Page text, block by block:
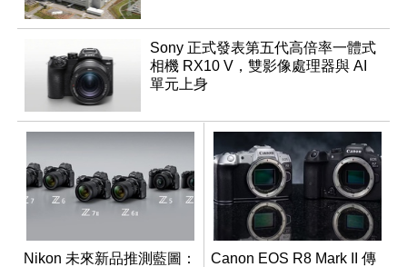
Sony 正式發表第五代高倍率一體式
相機 RX10 V，雙影像處理器與 AI
單元上身
Nikon 未來新品推測藍圖：
Canon EOS R8 Mark II 傳